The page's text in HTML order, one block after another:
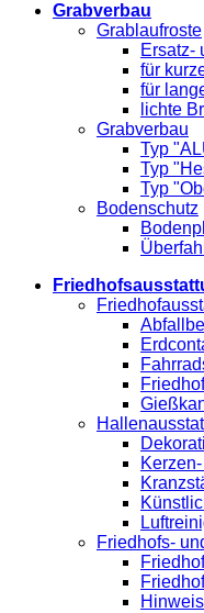
Grabverbau
Grablaufroste
Ersatz-
für
für
lichte
Grabverbau
Typ
Typ
Typ
Bodenschutz
Friedhofs-